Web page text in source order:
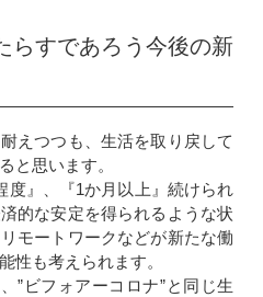
らすであろう今後の新
えつつも、生活を取り戻して
と思います。
度』、『1か月以上』続けられ
的な安定を得られるような状
モートワークなどが新たな働
性も考えられます。
”ビフォアーコロナ”と同じ生